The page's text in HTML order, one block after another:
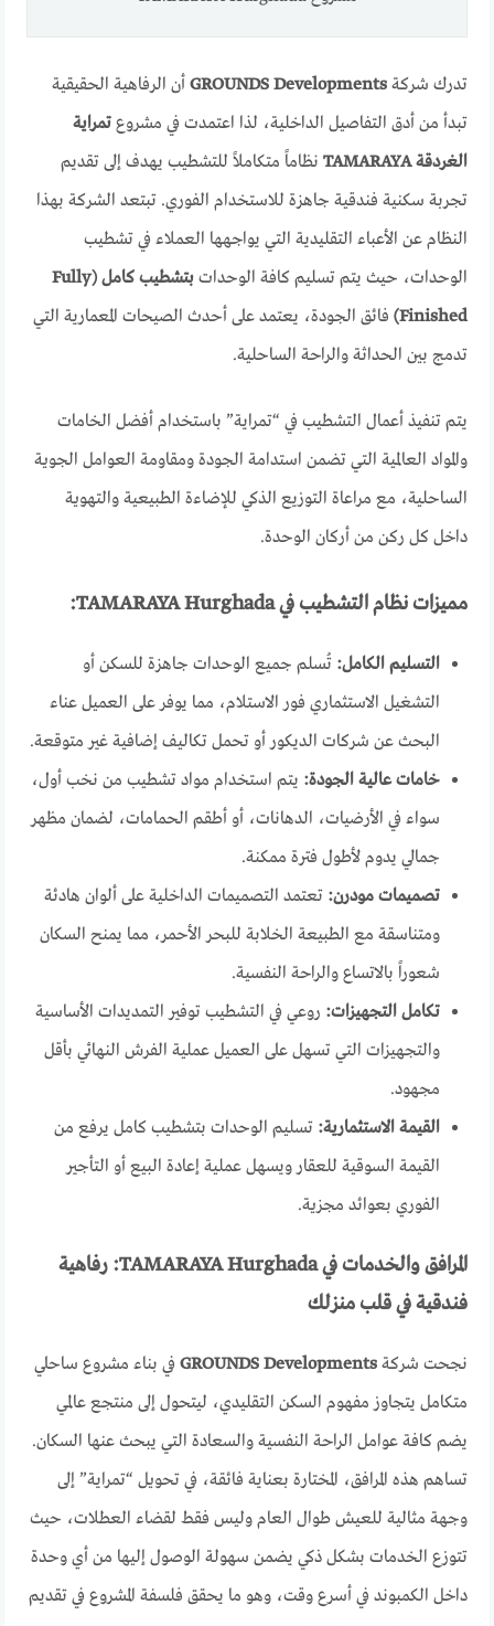
تدرك شركةGROUNDS Developments أن الرفاهية الحقيقية
تبدأ من أدق التفاصيل الداخلية، لذا اعتمدت في مشروعتمراية
الغردقة TAMARAYA
نظاماً متكاملاً للتشطيب يهدف إلى تقديم
تجربة سكنية فندقية جاهزة للاستخدام الفوري. تبتعد الشركة بهذا
النظام عن الأعباء التقليدية التي يواجهها العملاء في تشطيب
الوحدات، حيث يتم تسليم كافة الوحدات
بتشطيب كامل (Fully
Finished) فائق الجودة، يعتمد على أحدث الصيحات المعمارية التي
تدمج بين الحداثة والراحة الساحلية.
يتم تنفيذ أعمال التشطيب في “تمراية” باستخدام أفضل الخامات
والمواد العالمية التي تضمن استدامة الجودة ومقاومة العوامل الجوية
الساحلية، مع مراعاة التوزيع الذكي للإضاءة الطبيعية والتهوية
داخل كل ركن من أركان الوحدة.
مميزات نظام التشطيب في TAMARAYA Hurghada:
التسليم الكامل: تُسلم جميع الوحدات جاهزة للسكن أو
التشغيل الاستثماري فور الاستلام، مما يوفر على العميل عناء
البحث عن شركات الديكور أو تحمل تكاليف إضافية غير متوقعة.
خامات عالية الجودة: يتم استخدام مواد تشطيب من نخب أول،
سواء في الأرضيات، الدهانات، أو أطقم الحمامات، لضمان مظهر
جمالي يدوم لأطول فترة ممكنة.
تصميمات مودرن: تعتمد التصميمات الداخلية على ألوان هادئة
ومتناسقة مع الطبيعة الخلابة للبحر الأحمر، مما يمنح السكان
شعوراً بالاتساع والراحة النفسية.
تكامل التجهيزات: روعي في التشطيب توفير التمديدات الأساسية
والتجهيزات التي تسهل على العميل عملية الفرش النهائي بأقل
مجهود.
القيمة الاستثمارية: تسليم الوحدات بتشطيب كامل يرفع من
القيمة السوقية للعقار ويسهل عملية إعادة البيع أو التأجير
الفوري بعوائد مجزية.
المرافق والخدمات في TAMARAYA Hurghada: رفاهية
فندقية في قلب منزلك
نجحت شركةGROUNDS Developments في بناء مشروع ساحلي
متكامل يتجاوز مفهوم السكن التقليدي، ليتحول إلى منتجع عالمي
يضم كافة عوامل الراحة النفسية والسعادة التي يبحث عنها السكان.
تساهم هذه المرافق، المختارة بعناية فائقة، في تحويل “تمراية” إلى
وجهة مثالية للعيش طوال العام وليس فقط لقضاء العطلات، حيث
تتوزع الخدمات بشكل ذكي يضمن سهولة الوصول إليها من أي وحدة
داخل الكمبوند في أسرع وقت، وهو ما يحقق فلسفة المشروع في تقديم